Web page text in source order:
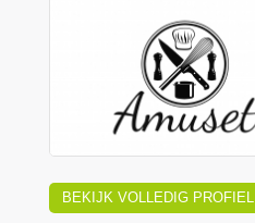
BEKIJK VOLLEDIG PROFIEL